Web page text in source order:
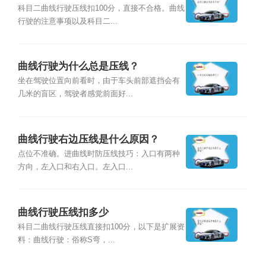
科目二曲线行驶压线扣100分，直接不合格。曲线
行驶的注意事项以及科目二...
曲线行驶为什么总是压线？
坐在驾驶位置向前看时，由于车头前部遮挡会有
几米的盲区，驾驶者感觉前面好...
曲线行驶右边压线是什么原因？
点位不准确。进曲线时防压线技巧：入口有两种
方向，左入口和右入口。左入口...
曲线行驶压线扣多少
科目二曲线行驶压线直接扣100分，以下是扩展资
料：曲线行驶：俗称S弯，...